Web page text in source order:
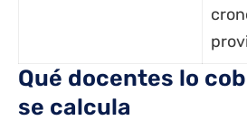
Qué docentes lo
se calcula